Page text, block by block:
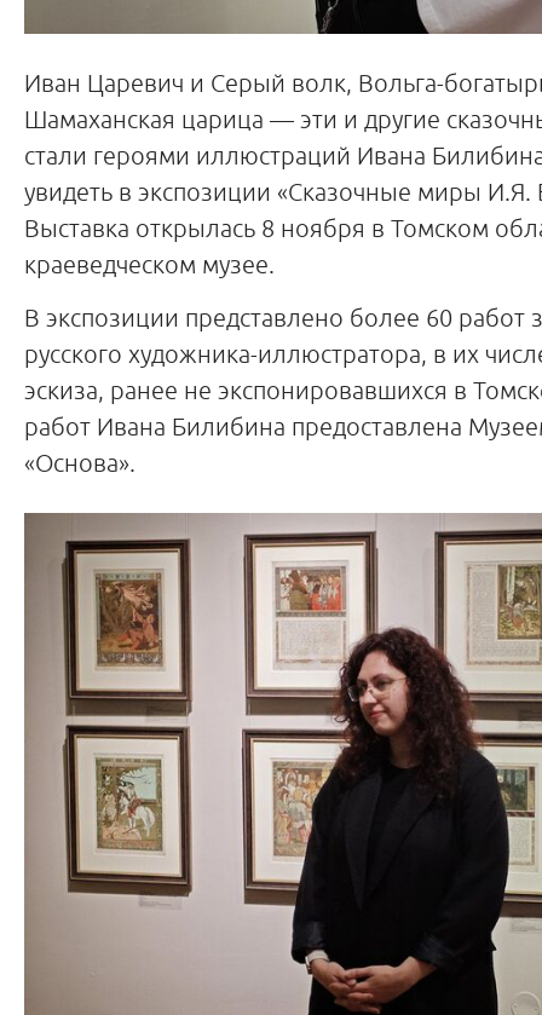
Иван Царевич и Серый волк, Вольга-
Шамаханская царица — эти и другие
стали героями иллюстраций Ивана
увидеть в экспозиции «Сказочные миры И.Я.
Выставка открылась 8 ноября в Томском
краеведческом музее.
В экспозиции представлено более 60 работ
русского художника-иллюстратора, в их
эскиза, ранее не экспонировавшихся в
работ Ивана Билибина предоставлена
«Основа».